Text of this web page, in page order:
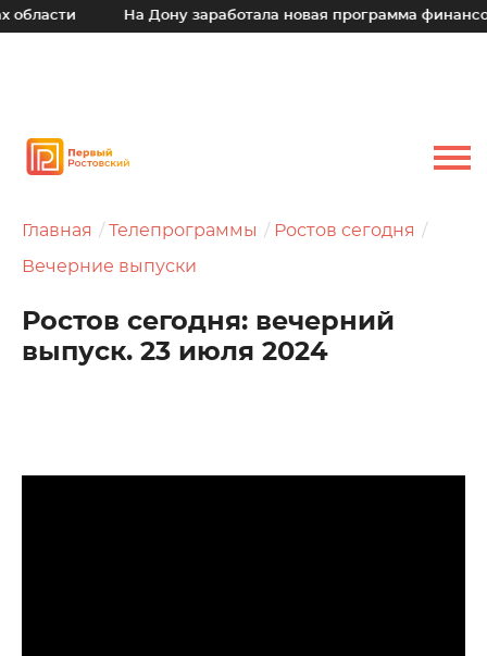
На Дону заработала новая программа финансовой
Главная Телепрограммы Ростов сегодня
Вечерние выпуски
Ростов сегодня: вечерний
выпуск. 23 июля 2024